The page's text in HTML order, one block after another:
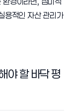
용적인 자산 관리가
야 할 바닥 평